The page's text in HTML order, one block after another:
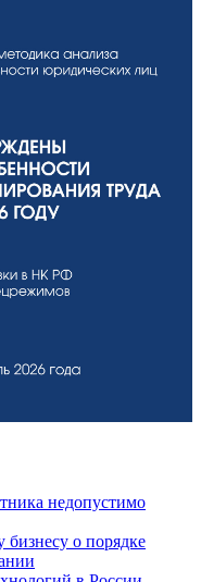
недопустимо
о порядке